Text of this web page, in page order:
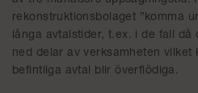
rekonstruktionsbolaget ”komma
långa avtalstider, t.ex. i de fall då
ned delar av verksamheten vilket
befintliga avtal blir överflödiga.